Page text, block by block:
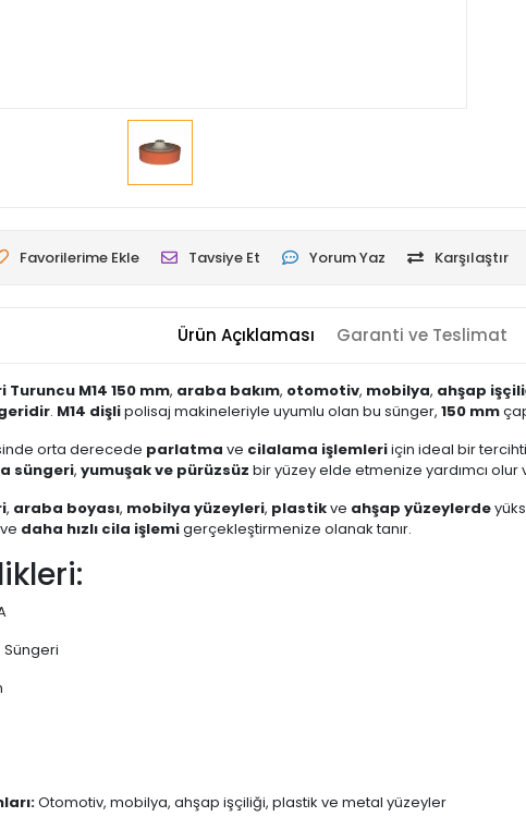
Favorilerime Ekle Tavsiye Et Yorum Yaz Karşılaştır
Ürün Açıklaması Garanti ve Teslimat
Turuncu M14 150 mm, araba bakım, otomotiv, mobilya, ahşap
. M14 dişlipolisaj makineleriyle uyumlu olan bu sünger, 150 mm
orta derecede parlatma ve cilalama işlemleriiçin ideal bir
süngeri, yumuşak ve pürüzsüz bir yüzey elde etmenize yardımcı olur
, araba boyası, mobilya yüzeyleri, plastikve ahşap yüzeylerde
daha hızlı cila işlemigerçekleştirmenize olanak tanır.
Süngeri
Otomotiv, mobilya, ahşap işçiliği, plastik ve metal yüzeyler